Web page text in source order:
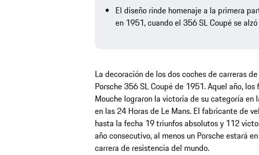
El diseño rinde homenaje a la primera
en 1951, cuando el 356 SL Coupé se
La decoración de los dos coches de carreras
Porsche 356 SL Coupé de 1951. Aquel año,
Mouche lograron la victoria de su categoría
en las 24 Horas de Le Mans. El fabricante de
hasta la fecha 19 triunfos absolutos y 112
año consecutivo, al menos un Porsche estará
carrera de resistencia del mundo.